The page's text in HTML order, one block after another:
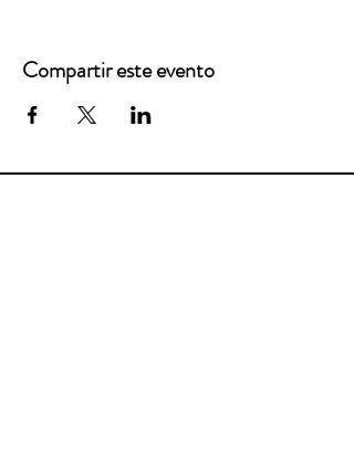
Compartir este evento